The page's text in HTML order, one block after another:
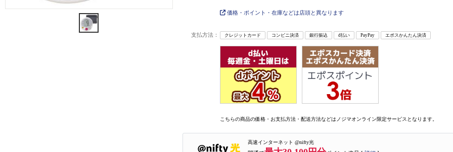
価格・ポイント・在庫などは店頭と異なります
支払方法： クレジットカード コンビニ決済 銀行振込 d払い PayPay エポスかんたん決済
こちらの商品の価格・お支払方法・配送方法などはノジマオンライン限定サービスとなります。
高速インターネット @nifty光